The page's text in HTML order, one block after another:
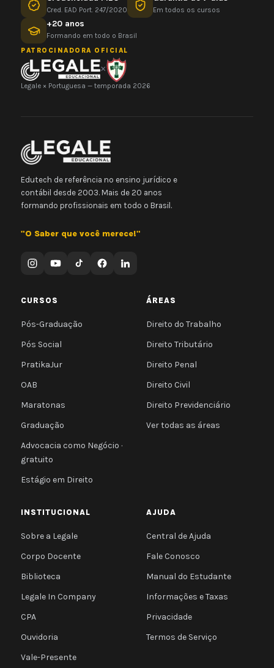
Cred. EAD Port. 247/2020 Em todos os cursos
+20 anos
Formando em todo o Brasil
PATROCINADORA OFICIAL
×
Legale × Portuguesa — temporada 2026
Edutech de referência no ensino jurídico e
contábil desde 2003. Mais de 20 anos
formando profissionais em todo o Brasil.
"O Saber que você merece!"
CURSOS
Pós-Graduação
Pós Social
PratikaJur
OAB
Maratonas
Graduação
Advocacia como Negócio ·
gratuito
Estágio em Direito
ÁREAS
Direito do Trabalho
Direito Tributário
Direito Penal
Direito Civil
Direito Previdenciário
Ver todas as áreas
INSTITUCIONAL
Sobre a Legale
Corpo Docente
Biblioteca
Legale In Company
CPA
Ouvidoria
Vale-Presente
AJUDA
Central de Ajuda
Fale Conosco
Manual do Estudante
Informações e Taxas
Privacidade
Termos de Serviço